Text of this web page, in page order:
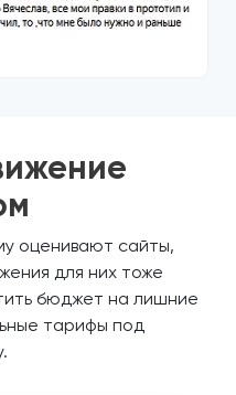
оценивают сайты,
для них тоже
бюджет на лишние
тарифы под